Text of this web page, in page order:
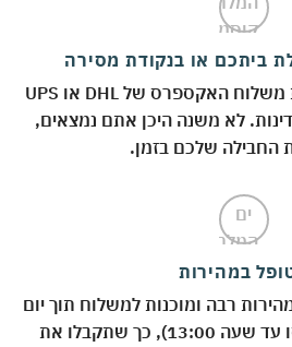
או בנקודת מסירה
אנו משתמשים בתוכנית משלוח האקספרס של DHL או UPS
לא משנה היכן אתם נמצאים,
שלכם בזמן.
במהירות
רבה ומוכנות למשלוח תוך יום
אחד (להזמנות שנכנסו עד שעה 13:00), כך שתקבלו את